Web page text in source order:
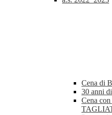
Cena di
30 anni
Cena